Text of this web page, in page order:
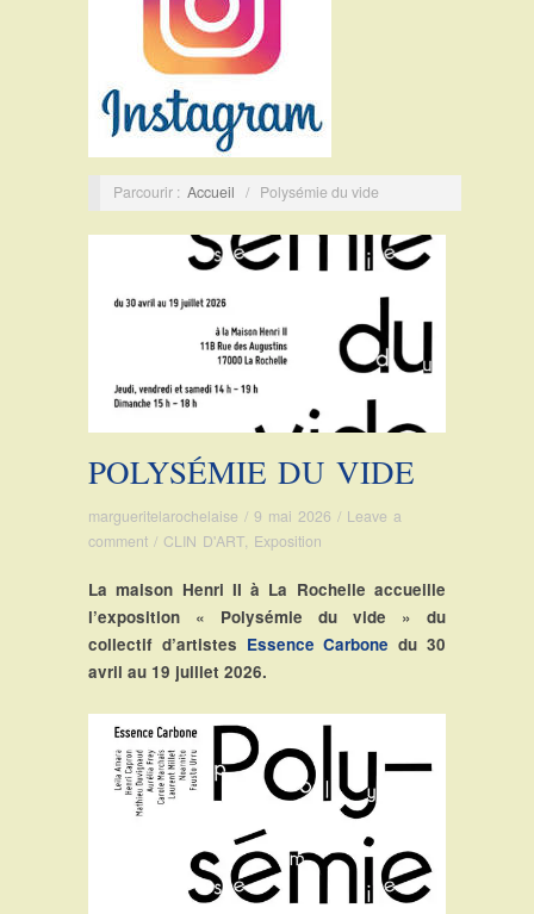
Parcourir : Accueil / Polysémie du vide
POLYSÉMIE DU VIDE
margueritelarochelaise / 9 mai 2026 / Leave a
comment / CLIN D'ART, Exposition
La maison Henri II à La Rochelle accueille
l’exposition « Polysémie du vide » du
collectif d’artistes Essence Carbone du 30
avril au 19 juillet 2026.